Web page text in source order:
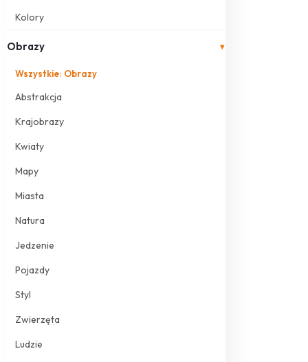
Kolory
Obrazy ▾
Wszystkie: Obrazy
Abstrakcja
Krajobrazy
Kwiaty
Mapy
Miasta
Natura
Jedzenie
Pojazdy
Styl
Zwierzęta
Ludzie